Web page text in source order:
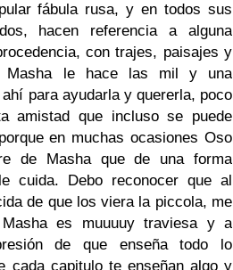
fábula rusa, y en todos sus
hacen referencia a alguna
con trajes, paisajes y
Masha le hace las mil y una
para ayudarla y quererla, poco
amistad que incluso se puede
en muchas ocasiones Oso
de Masha que de una forma
cuida. Debo reconocer que al
de que los viera la piccola, me
es muuuuy traviesa y a
de que enseña todo lo
cada capitulo te enseñan algo y